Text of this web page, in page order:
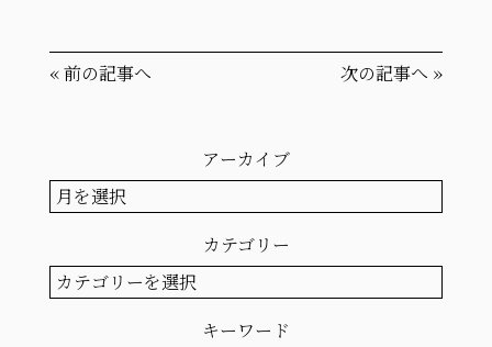
«前の記事へ 次の記事へ »
アーカイブ
ア
ー
ブ
カテゴリー
カ
テ
キーワード